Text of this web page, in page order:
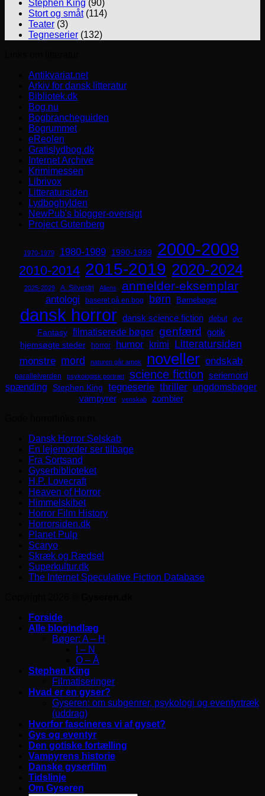
Stephen King (90)
Stort og småt(114)
Teater (3)
Tegneserier (132)
Antikvariat.net
Arkiv for dansk litteratur
Bibliotek.dk
Bog.nu
Bogbrancheguiden
Bogrummet
eReolen
Gratislydbog.dk
Internet Archive
Krimimessen
Librivox
Litteratursiden
Lydboghylden
NewPub's blogger-oversigt
Project Gutenberg
1970-1979 1980-1989 1990-1999 2000-2009
2010-2014 2015-2019 2020-2024
2025-2029 A. Silvestri Aliens anmelder-eksemplar
antologi baseret på en bog børn Børnebøger
dansk horror dansk science fiction debut dyr
Fantasy filmatiserede bøger genfærd
gotik
hjemsøgte steder
horror humor krimi Litteratursiden
monstre mord naturen går amok noveller ondskab
parallelverden psykologisk portræt science fiction seriemord
spænding Stephen King tegneserie thriller ungdomsbøger
vampyrer venskab
zombier
Dansk Horror Selskab
En lejemorder ser tilbage
Fra Sortsand
Gyserbiblioteket
H.P. Lovecraft
Heaven of Horror
Himmelskibet
Horror Film History
Horrorsiden.dk
Planet Pulp
Scaryo
Skræk og Rædsel
Superkultur.dk
The Internet Speculative Fiction Database
Forside
Alle blogindlæg
Bøger: A – H
I – N
O – Å
Stephen King
Filmatiseringer
Hvad er en gyser?
Gyseren: om subgenrer, psykologi og eventyrtræk
(uddrag)
Hvorfor fascineres vi af gyset?
Gys og eventyr
Den gotiske fortælling
Vampyrens historie
Danske gyserfilm
Tidslinje
Om Gyseren